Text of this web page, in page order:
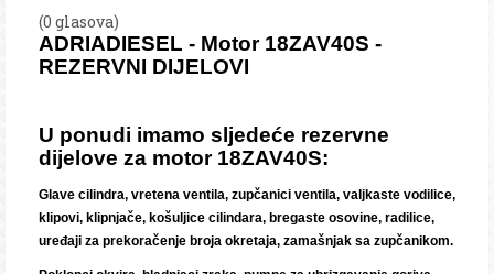
(0 glasova)
ADRIADIESEL - Motor 18ZAV40S -
REZERVNI DIJELOVI
U ponudi imamo sljedeće rezervne
dijelove za motor 18ZAV40S:
Glave cilindra, vretena ventila, zupčanici ventila, valjkaste vodilice,
klipovi, klipnjače, košuljice cilindara, bregaste osovine, radilice,
uređaji za prekoračenje broja okretaja, zamašnjak sa zupčanikom.